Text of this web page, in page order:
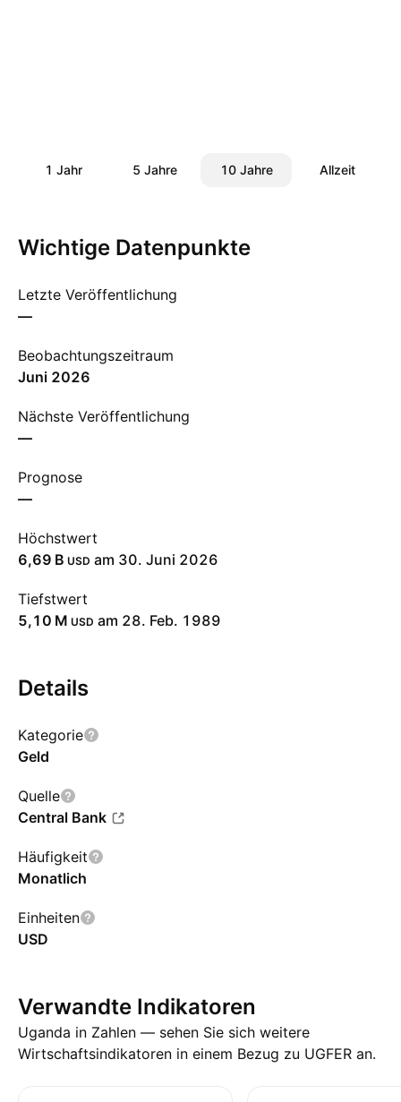
1 Jahr 5 Jahre 10 Jahre Allzeit
Wichtige Datenpunkte
Letzte Veröffentlichung
—
Beobachtungszeitraum
Juni 2026
Nächste Veröffentlichung
—
Prognose
—
Höchstwert
‪6,69 B‬ USD am 30. Juni 2026
Tiefstwert
‪5,10 M‬ USD am 28. Feb. 1989
Details
Kategorie
Geld
Quelle
Central Bank
Häufigkeit
Monatlich
Einheiten
USD
Verwandte Indikatoren
Uganda in Zahlen — sehen Sie sich weitere
Wirtschaftsindikatoren in einem Bezug zu UGFER an.